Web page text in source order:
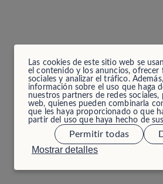
Las cookies de este sitio web se
el contenido y los anuncios, ofrecer
sociales y analizar el tráfico.
información sobre el uso que haga
nuestros partners de redes sociales,
web, quienes pueden combinarla
que les haya proporcionado o que
partir del uso que haya hecho de
Mostrar detalles
Permitir todas